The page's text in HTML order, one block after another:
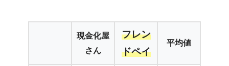
現金化屋
さん
フレン
ドペイ
平均値